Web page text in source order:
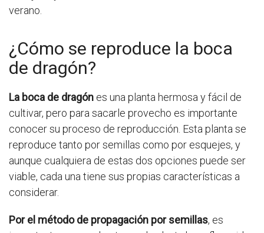
verano.
¿Cómo se reproduce la boca
de dragón?
La boca de dragón es una planta hermosa y fácil de
cultivar, pero para sacarle provecho es importante
conocer su proceso de reproducción. Esta planta se
reproduce tanto por semillas como por esquejes, y
aunque cualquiera de estas dos opciones puede ser
viable, cada una tiene sus propias características a
considerar.
Por el método de propagación por semillas, es